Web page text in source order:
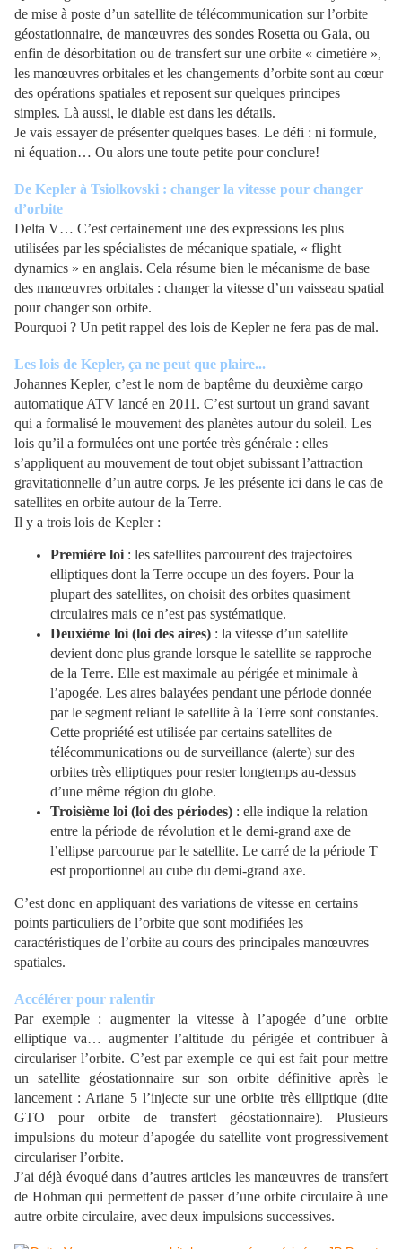
de mise à poste d’un satellite de télécommunication sur l’orbite
géostationnaire, de manœuvres des sondes Rosetta ou Gaia, ou
enfin de désorbitation ou de transfert sur une orbite « cimetière »,
les manœuvres orbitales et les changements d’orbite sont au cœur
des opérations spatiales et reposent sur quelques principes
simples. Là aussi, le diable est dans les détails.
Je vais essayer de présenter quelques bases. Le défi : ni formule,
ni équation… Ou alors une toute petite pour conclure!
De Kepler à Tsiolkovski : changer la vitesse pour changer
d’orbite
Delta V… C’est certainement une des expressions les plus
utilisées par les spécialistes de mécanique spatiale, « flight
dynamics » en anglais. Cela résume bien le mécanisme de base
des manœuvres orbitales : changer la vitesse d’un vaisseau spatial
pour changer son orbite.
Pourquoi ? Un petit rappel des lois de Kepler ne fera pas de mal.
Les lois de Kepler, ça ne peut que plaire...
Johannes Kepler, c’est le nom de baptême du deuxième cargo
automatique ATV lancé en 2011. C’est surtout un grand savant
qui a formalisé le mouvement des planètes autour du soleil. Les
lois qu’il a formulées ont une portée très générale : elles
s’appliquent au mouvement de tout objet subissant l’attraction
gravitationnelle d’un autre corps. Je les présente ici dans le cas de
satellites en orbite autour de la Terre.
Il y a trois lois de Kepler :
Première loi : les satellites parcourent des trajectoires
elliptiques dont la Terre occupe un des foyers. Pour la
plupart des satellites, on choisit des orbites quasiment
circulaires mais ce n’est pas systématique.
Deuxième loi (loi des aires) : la vitesse d’un satellite
devient donc plus grande lorsque le satellite se rapproche
de la Terre. Elle est maximale au périgée et minimale à
l’apogée. Les aires balayées pendant une période donnée
par le segment reliant le satellite à la Terre sont constantes.
Cette propriété est utilisée par certains satellites de
télécommunications ou de surveillance (alerte) sur des
orbites très elliptiques pour rester longtemps au-dessus
d’une même région du globe.
Troisième loi (loi des périodes) : elle indique la relation
entre la période de révolution et le demi-grand axe de
l’ellipse parcourue par le satellite. Le carré de la période T
est proportionnel au cube du demi-grand axe.
C’est donc en appliquant des variations de vitesse en certains
points particuliers de l’orbite que sont modifiées les
caractéristiques de l’orbite au cours des principales manœuvres
spatiales.
Accélérer pour ralentir
Par exemple : augmenter la vitesse à l’apogée d’une orbite
elliptique va… augmenter l’altitude du périgée et contribuer à
circulariser l’orbite. C’est par exemple ce qui est fait pour mettre
un satellite géostationnaire sur son orbite définitive après le
lancement : Ariane 5 l’injecte sur une orbite très elliptique (dite
GTO pour orbite de transfert géostationnaire). Plusieurs
impulsions du moteur d’apogée du satellite vont progressivement
circulariser l’orbite.
J’ai déjà évoqué dans d’autres articles les manœuvres de transfert
de Hohman qui permettent de passer d’une orbite circulaire à une
autre orbite circulaire, avec deux impulsions successives.